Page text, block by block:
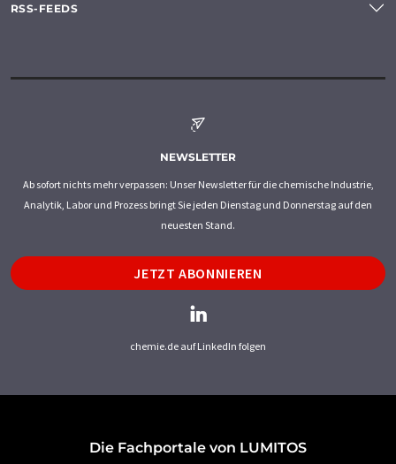
RSS-FEEDS
NEWSLETTER
Ab sofort nichts mehr verpassen: Unser Newsletter für die chemische Industrie,
Analytik, Labor und Prozess bringt Sie jeden Dienstag und Donnerstag auf den
neuesten Stand.
JETZT ABONNIEREN
chemie.de auf LinkedIn folgen
Die Fachportale von LUMITOS